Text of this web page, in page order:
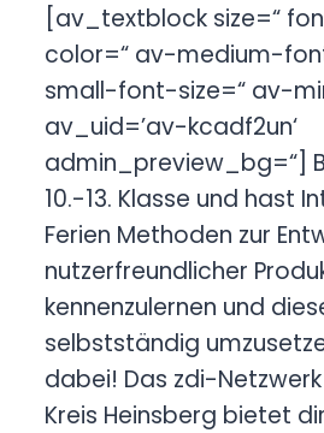
[av_textblock size=“
color=“ av-medium-
small-font-size=“ av-
av_uid=’av-kcadf2un‘
admin_preview_bg=“]
10.-13. Klasse und hast
Ferien Methoden zur
nutzerfreundlicher
kennenzulernen und
selbstständig
dabei! Das zdi-
Kreis Heinsberg bietet